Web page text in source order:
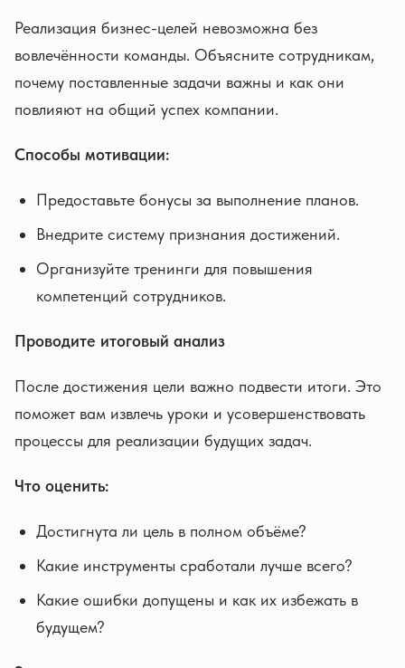
Реализация бизнес-целей невозможна без
вовлечённости команды. Объясните сотрудникам,
почему поставленные задачи важны и как они
повлияют на общий успех компании.
Способы мотивации:
Предоставьте бонусы за выполнение планов.
Внедрите систему признания достижений.
Организуйте тренинги для повышения
компетенций сотрудников.
Проводите итоговый анализ
После достижения цели важно подвести итоги. Это
поможет вам извлечь уроки и усовершенствовать
процессы для реализации будущих задач.
Что оценить:
Достигнута ли цель в полном объёме?
Какие инструменты сработали лучше всего?
Какие ошибки допущены и как их избежать в
будущем?